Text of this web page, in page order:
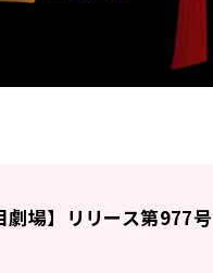
劇場】リリース第977号